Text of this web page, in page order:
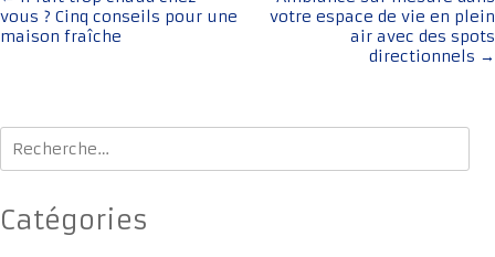
de
vous ? Cinq conseils pour une
maison fraîche
votre espace de vie en plein
air avec des spots
directionnels →
Rechercher :
Catégories